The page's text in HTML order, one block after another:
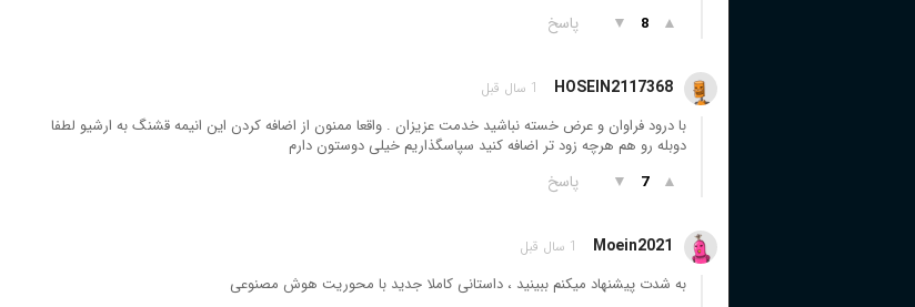
▲
8
▼ پاسخ
HOSEIN2117368 1 سال قبل
با درود فراوان و عرض خسته نباشید خدمت عزیزان . واقعا ممنون از اضافه کردن این انیمه قشنگ به ارشیو لطفا
دوبله رو هم هرچه زود تر اضافه کنید سپاسگذاریم خیلی دوستون دارم
▲
7
▼ پاسخ
Moein2021 1 سال قبل
به شدت پیشنهاد میکنم ببینید ، داستانی کاملا جدید با محوریت هوش مصنوعی